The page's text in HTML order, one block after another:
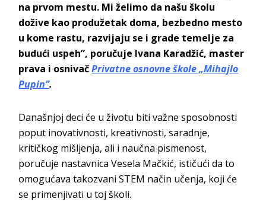
na prvom mestu. Mi želimo da našu školu
dožive kao produžetak doma, bezbedno mesto
u kome rastu, razvijaju se i grade temelje za
budući uspeh”, poručuje Ivana Karadžić, master
prava i osnivačPrivatne osnovne škole „Mihajlo
Pupin”.
Današnjoj deci će u životu biti važne sposobnosti
poput inovativnosti, kreativnosti, saradnje,
kritičkog mišljenja, ali i naučna pismenost,
poručuje nastavnica Vesela Mačkić, ističući da to
omogućava takozvani STEM način učenja, koji će
se primenjivati utoj školi.